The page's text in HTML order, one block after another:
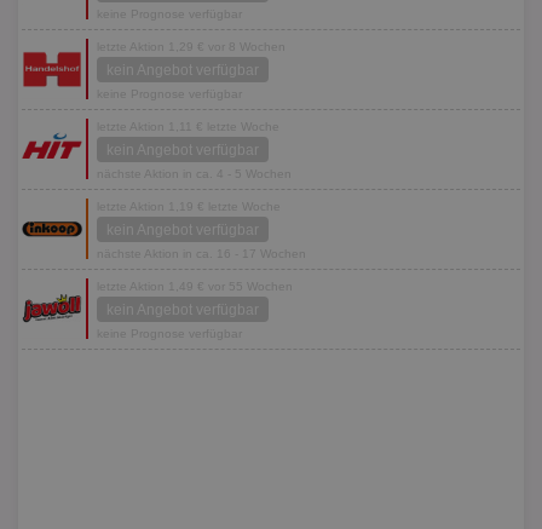
keine Prognose verfügbar
letzte Aktion 1,29 € vor 8 Wochen
kein Angebot verfügbar
keine Prognose verfügbar
letzte Aktion 1,11 € letzte Woche
kein Angebot verfügbar
nächste Aktion in ca. 4 - 5 Wochen
letzte Aktion 1,19 € letzte Woche
kein Angebot verfügbar
nächste Aktion in ca. 16 - 17 Wochen
letzte Aktion 1,49 € vor 55 Wochen
kein Angebot verfügbar
keine Prognose verfügbar